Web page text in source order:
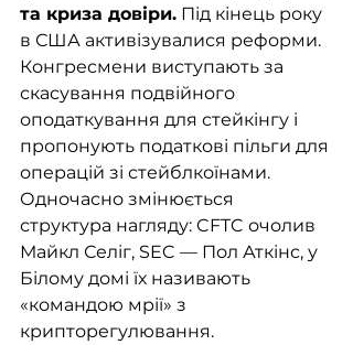
та криза довіри. Під кінець року
в США активізувалися реформи.
Конгресмени виступають за
скасування подвійного
оподаткування для стейкінгу і
пропонують податкові пільги для
операцій зі стейблкоїнами.
Одночасно змінюється
структура нагляду: CFTC очолив
Майкл Селіг, SEC — Пол Аткінс, у
Білому домі їх називають
«командою мрії» з
крипторегулювання.